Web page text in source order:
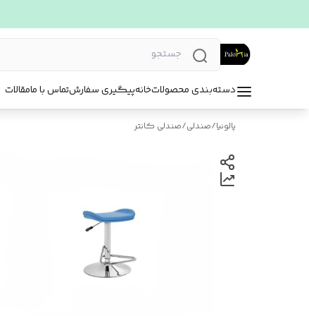
دسته‌بندی محصولاتخانهپیگیری سفارشتماس با مامقالات
پالونیا/صندلی/صندلی کانتر